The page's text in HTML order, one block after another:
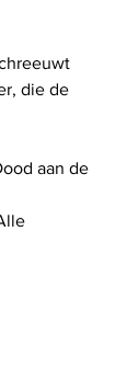
die de
aan de